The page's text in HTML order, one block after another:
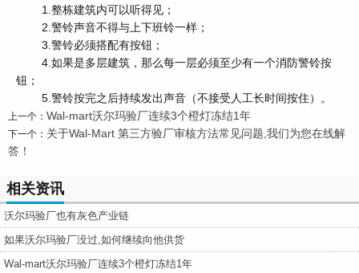
1.整栋建筑内可以听得见；
2.警铃声音不得与上下班铃一样；
3.警铃必须搭配有按钮；
4.如果是多层建筑，那么每一层必须至少有一个消防警铃按
钮；
5.警铃按完之后持续发出声音（不接受人工长时间按住）。
上一个： Wal-mart沃尔玛验厂连续3个橙灯冻结1年
下一个： 关于Wal-Mart 第三方验厂审核方法常见问题,我们为您在线解
答！
相关资讯
沃尔玛验厂也有灰色产业链
如果沃尔玛验厂没过,如何继续向他供货
Wal-mart沃尔玛验厂连续3个橙灯冻结1年